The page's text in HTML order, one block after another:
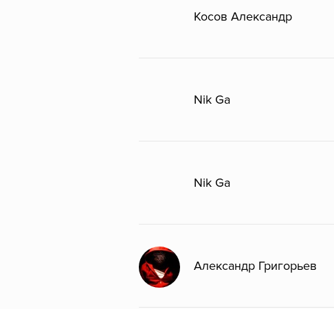
Косов Александр
Nik Ga
Nik Ga
Александр Григорьев